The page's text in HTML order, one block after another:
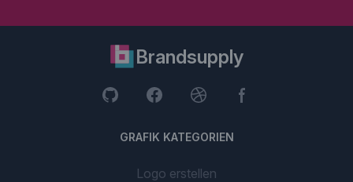
Brandsupply
GRAFIK KATEGORIEN
Logo erstellen